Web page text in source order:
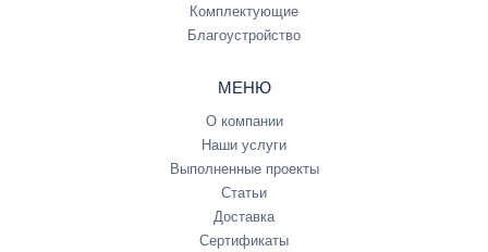
Комплектующие
Благоустройство
МЕНЮ
О компании
Наши услуги
Выполненные проекты
Статьи
Доставка
Сертификаты